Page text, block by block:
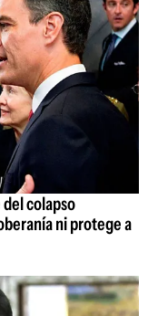
del colapso
ni protege a